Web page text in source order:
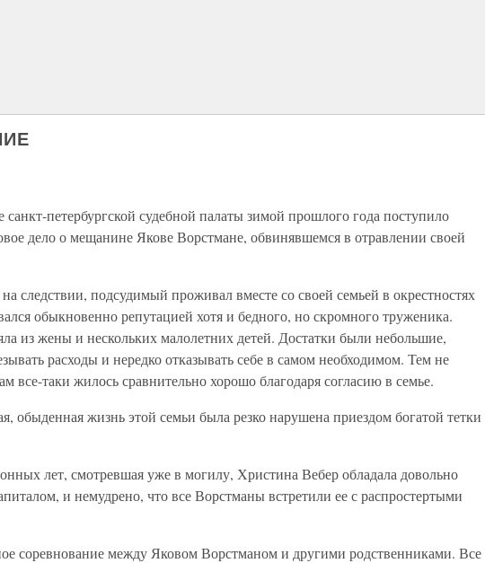
санкт-петербургской судебной палаты зимой прошлого года поступило
дело о мещанине Якове Ворстмане, обвинявшемся в отравлении своей
следствии, подсудимый проживал вместе со своей семьей в окрестностях
обыкновенно репутацией хотя и бедного, но скромного труженика.
из жены и нескольких малолетних детей. Достатки были небольшие,
расходы и нередко отказывать себе в самом необходимом. Тем не
все-таки жилось сравнительно хорошо благодаря согласию в семье.
обыденная жизнь этой семьи была резко нарушена приездом богатой тетки
лет, смотревшая уже в могилу, Христина Вебер обладала довольно
и немудрено, что все Ворстманы встретили ее с распростертыми
соревнование между Яковом Ворстманом и другими родственниками. Все